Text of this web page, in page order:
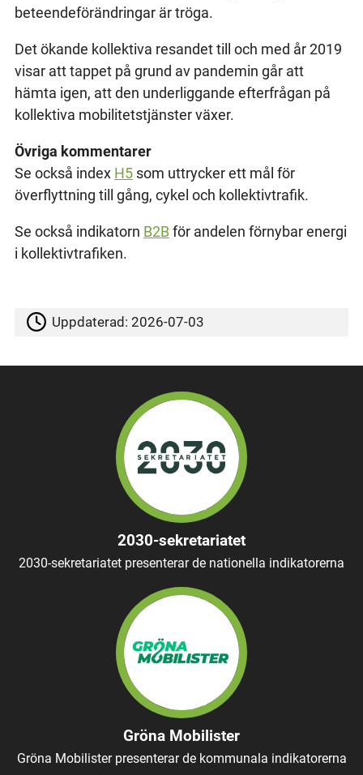
beteendeförändringar är tröga.
Det ökande kollektiva resandet till och med år 2019
visar att tappet på grund av pandemin går att
hämta igen, att den underliggande efterfrågan på
kollektiva mobilitetstjänster växer.
Övriga kommentarer
Se också index H5som uttrycker ett mål för
överflyttning till gång, cykel och kollektivtrafik.
Se också indikatorn B2Bför andelen förnybar energi
i kollektivtrafiken.
Uppdaterad:2026-07-03
2030-sekretariatet
2030-sekretariatet presenterar de nationella indikatorerna
Gröna Mobilister
Gröna Mobilister presenterar de kommunala indikatorerna